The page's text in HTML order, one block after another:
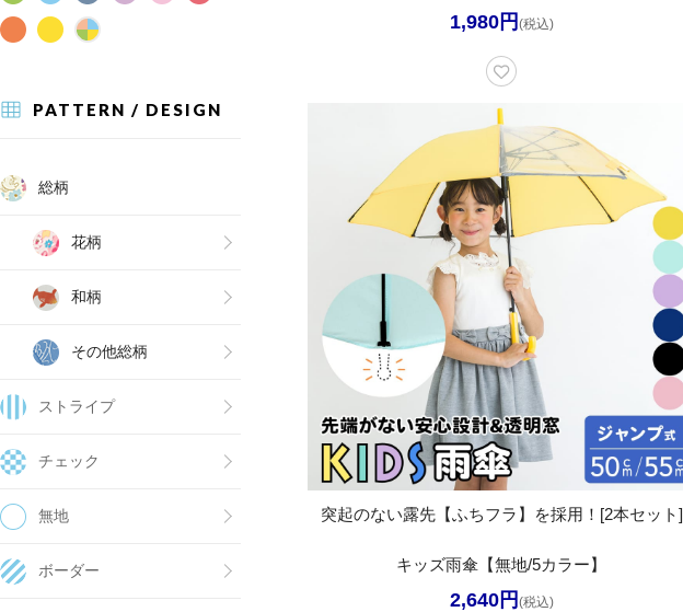
PATTERN / DESIGN
総柄
花柄
和柄
その他総柄
ストライプ
チェック
無地
ボーダー
1,980円 (税込)
突起のない露先【ふちフラ】を採用！[2本セット]
キッズ雨傘【無地/5カラー】
2,640円 (税込)